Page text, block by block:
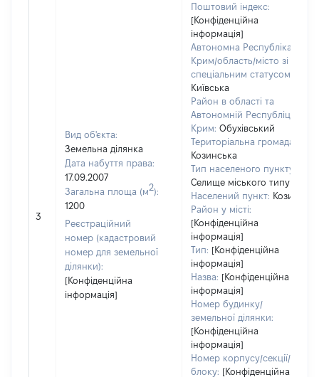
3
Вид об'єкта:
Земельна ділянка
Дата набуття права:
17.09.2007
Загальна площа (м2):
1200
Реєстраційний
номер (кадастровий
номер для земельної
ділянки):
[Конфіденційна
інформація]
Поштовий індекс:
[Конфіденційна
інформація]
Автономна Республіка
Крим/область/місто зі
спеціальним статусом:
Київська
Район в області та
Автономній Республіці
Крим: Обухівський
Територіальна громада:
Козинська
Тип населеного пункту:
Селище міського типу
Населений пункт: Козин
Район у місті:
[Конфіденційна
інформація]
Тип: [Конфіденційна
інформація]
Назва: [Конфіденційна
інформація]
Номер будинку/
земельної ділянки:
[Конфіденційна
інформація]
Номер корпусу/секції/
блоку: [Конфіденційна